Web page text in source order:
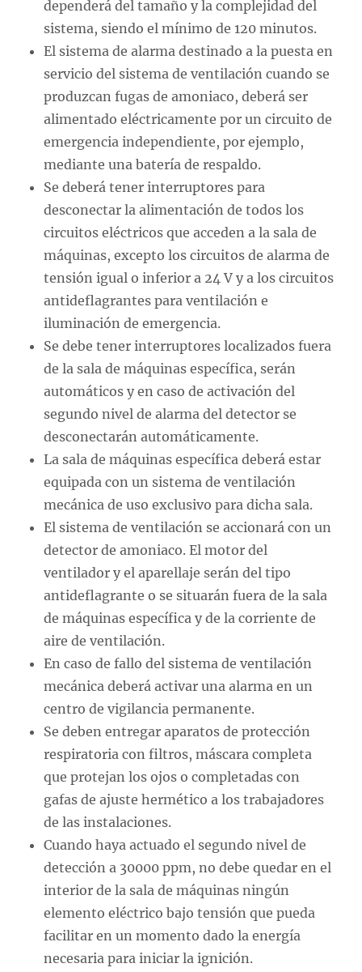
dependerá del tamaño y la complejidad del
sistema, siendo el mínimo de 120 minutos.
El sistema de alarma destinado a la puesta en
servicio del sistema de ventilación cuando se
produzcan fugas de amoniaco, deberá ser
alimentado eléctricamente por un circuito de
emergencia independiente, por ejemplo,
mediante una batería de respaldo.
Se deberá tener interruptores para
desconectar la alimentación de todos los
circuitos eléctricos que acceden a la sala de
máquinas, excepto los circuitos de alarma de
tensión igual o inferior a 24 V y a los circuitos
antideflagrantes para ventilación e
iluminación de emergencia.
Se debe tener interruptores localizados fuera
de la sala de máquinas específica, serán
automáticos y en caso de activación del
segundo nivel de alarma del detector se
desconectarán automáticamente.
La sala de máquinas específica deberá estar
equipada con un sistema de ventilación
mecánica de uso exclusivo para dicha sala.
El sistema de ventilación se accionará con un
detector de amoniaco. El motor del
ventilador y el aparellaje serán del tipo
antideflagrante o se situarán fuera de la sala
de máquinas específica y de la corriente de
aire de ventilación.
En caso de fallo del sistema de ventilación
mecánica deberá activar una alarma en un
centro de vigilancia permanente.
Se deben entregar aparatos de protección
respiratoria con filtros, máscara completa
que protejan los ojos o completadas con
gafas de ajuste hermético a los trabajadores
de las instalaciones.
Cuando haya actuado el segundo nivel de
detección a 30000 ppm, no debe quedar en el
interior de la sala de máquinas ningún
elemento eléctrico bajo tensión que pueda
facilitar en un momento dado la energía
necesaria para iniciar la ignición.